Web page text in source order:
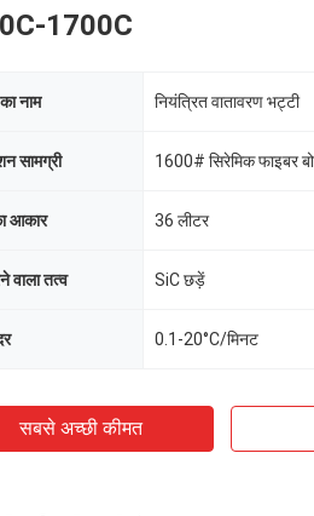
1700C
नाम नियंत्रित वातावरण भट्टी
सामग्री 1600# सिरेमिक फाइबर
आकार 36 लीटर
वाला तत्व SiC छड़ें
0.1-20°C/मिनट
सबसे अच्छी कीमत